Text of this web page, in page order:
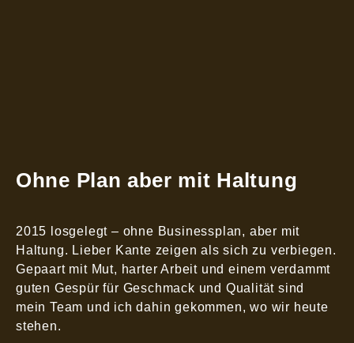
Ohne Plan aber mit Haltung
2015 losgelegt – ohne Businessplan, aber mit
Haltung. Lieber Kante zeigen als sich zu verbiegen.
Gepaart mit Mut, harter Arbeit und einem verdammt
guten Gespür für Geschmack und Qualität sind
mein Team und ich dahin gekommen, wo wir heute
stehen.